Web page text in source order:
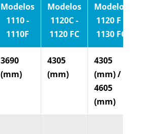
Modelos
1110 -
1110F
Modelos
1120C -
1120 FC
Modelos
1120 F -
1130 FC
3690
(mm)
4305
(mm)
4305
(mm) /
4605
(mm)